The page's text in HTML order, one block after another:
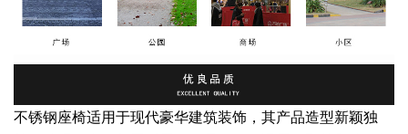
不锈钢座椅适用于现代豪华建筑装饰，其产品造型新颖独